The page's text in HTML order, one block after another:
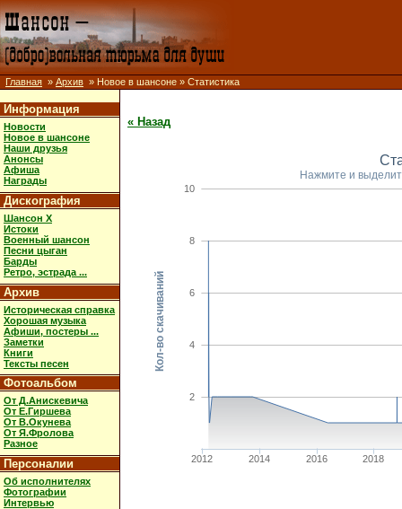
Главная » Архив » Новое в шансоне » Статистика
Информация
Новости
Новое в шансоне
Наши друзья
Анонсы
Афиша
Награды
Дискография
Шансон X
Истоки
Военный шансон
Песни цыган
Барды
Ретро, эстрада ...
Архив
Историческая справка
Хорошая музыка
Афиши, постеры ...
Заметки
Книги
Тексты песен
Фотоальбом
От Д.Анискевича
От Е.Гиршева
От В.Окунева
От Я.Фролова
Разное
Персоналии
Об исполнителях
Фотографии
Интервью
« Назад
2012 2014 2016 2018
2
4
6
8
10
Кол-во скачиваний
Нажмите и